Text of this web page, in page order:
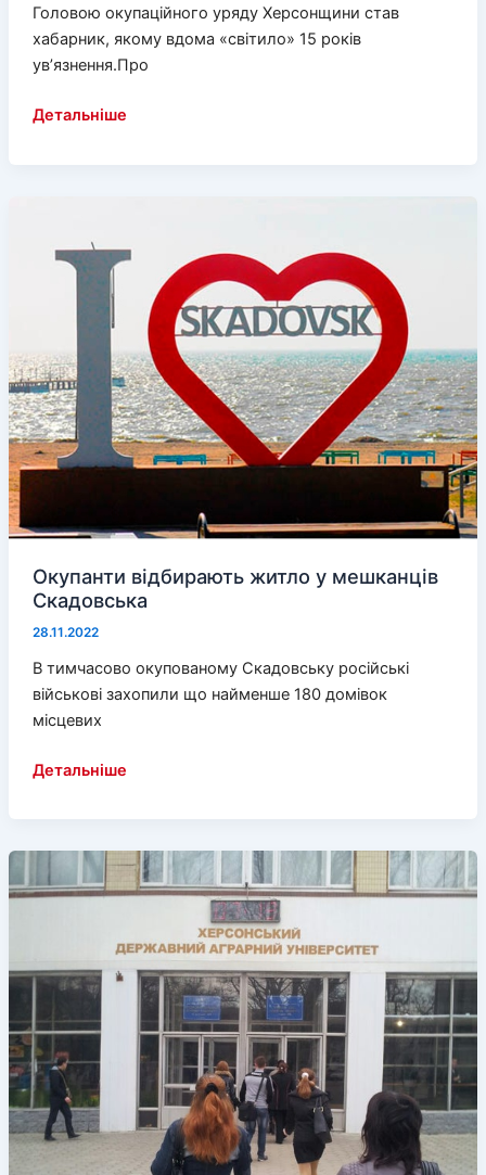
Головою окупаційного уряду Херсонщини став
хабарник, якому вдома «світило» 15 років
ув’язнення.Про
Головою
хабарник
Детальніше
Окупанти відбирають житло у мешканців
Скадовська
28.11.2022
В тимчасово окупованому Скадовську російські
військові захопили що найменше 180 домівок
місцевих
Окупанти
у
мешканців
Скадовська
Детальніше